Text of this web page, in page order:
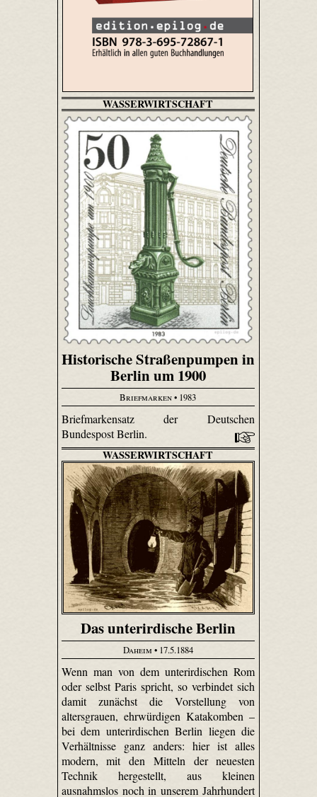
WASSERWIRTSCHAFT
Historische Straßenpumpen in
Berlin um 1900
Briefmarken• 1983
Briefmarkensatz der Deutschen
Bundespost Berlin.
WASSERWIRTSCHAFT
Das unterirdische Berlin
Daheim• 17.5.1884
Wenn man von dem unterirdischen Rom
oder selbst Paris spricht, so verbindet sich
damit zunächst die Vorstellung von
altersgrauen, ehrwürdigen Katakomben –
bei dem unterirdischen Berlin liegen die
Verhältnisse ganz anders: hier ist alles
modern, mit den Mitteln der neuesten
Technik hergestellt, aus kleinen
ausnahmslos noch in unserem Jahrhundert